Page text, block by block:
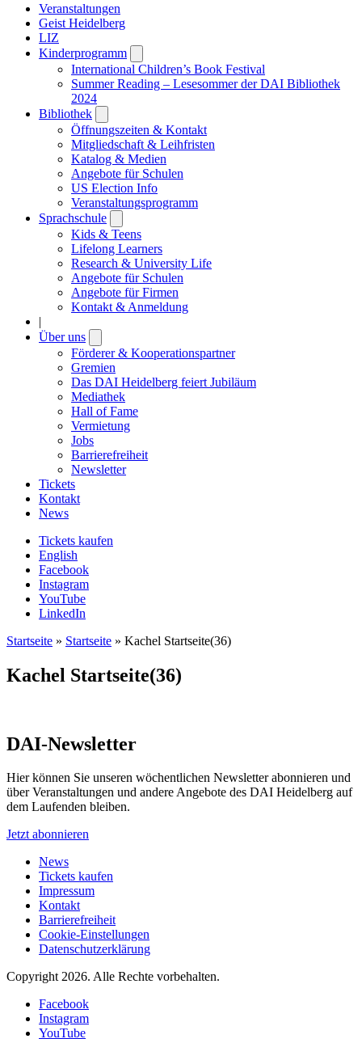
Veranstaltungen
Geist Heidelberg
LIZ
Kinderprogramm
submenu
International Children’s Book Festival
Summer Reading – Lesesommer der DAI Bibliothek
2024
Bibliothek
submenu
Öffnungszeiten & Kontakt
Mitgliedschaft & Leihfristen
Katalog & Medien
Angebote für Schulen
US Election Info
Veranstaltungsprogramm
Sprachschule
submenu
Kids & Teens
Lifelong Learners
Research & University Life
Angebote für Schulen
Angebote für Firmen
Kontakt & Anmeldung
|
Über uns
submenu
Förderer & Kooperationspartner
Gremien
Das DAI Heidelberg feiert Jubiläum
Mediathek
Hall of Fame
Vermietung
Jobs
Barrierefreiheit
Newsletter
Tickets
Kontakt
News
Tickets kaufen
English
Facebook
Instagram
YouTube
LinkedIn
Startseite » Startseite » Kachel Startseite(36)
Kachel Startseite(36)
DAI-Newsletter
Hier können Sie unseren wöchentlichen Newsletter abonnieren und
über Veranstaltungen und andere Angebote des DAI Heidelberg auf
dem Laufenden bleiben.
Jetzt abonnieren
News
Tickets kaufen
Impressum
Kontakt
Barrierefreiheit
Cookie-Einstellungen
Datenschutzerklärung
Copyright 2026. Alle Rechte vorbehalten.
Facebook
Instagram
YouTube